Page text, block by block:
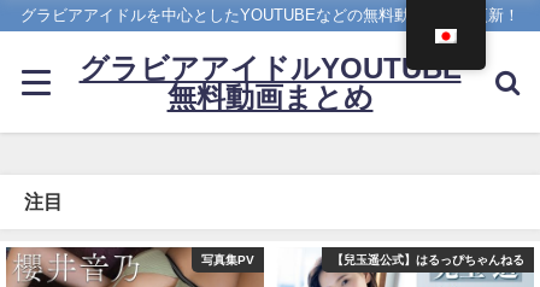
グラビアアイドルを中心としたYOUTUBEなどの無料動画を日々更新！
グラビアアイドルYOUTUBE
無料動画まとめ
注目
【兒玉遥公式】はるっぴちゃんねる まるぴ